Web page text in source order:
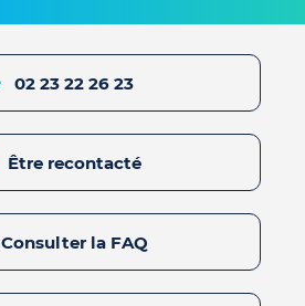
02 23 22 26 23
Être recontacté
Consulter la FAQ